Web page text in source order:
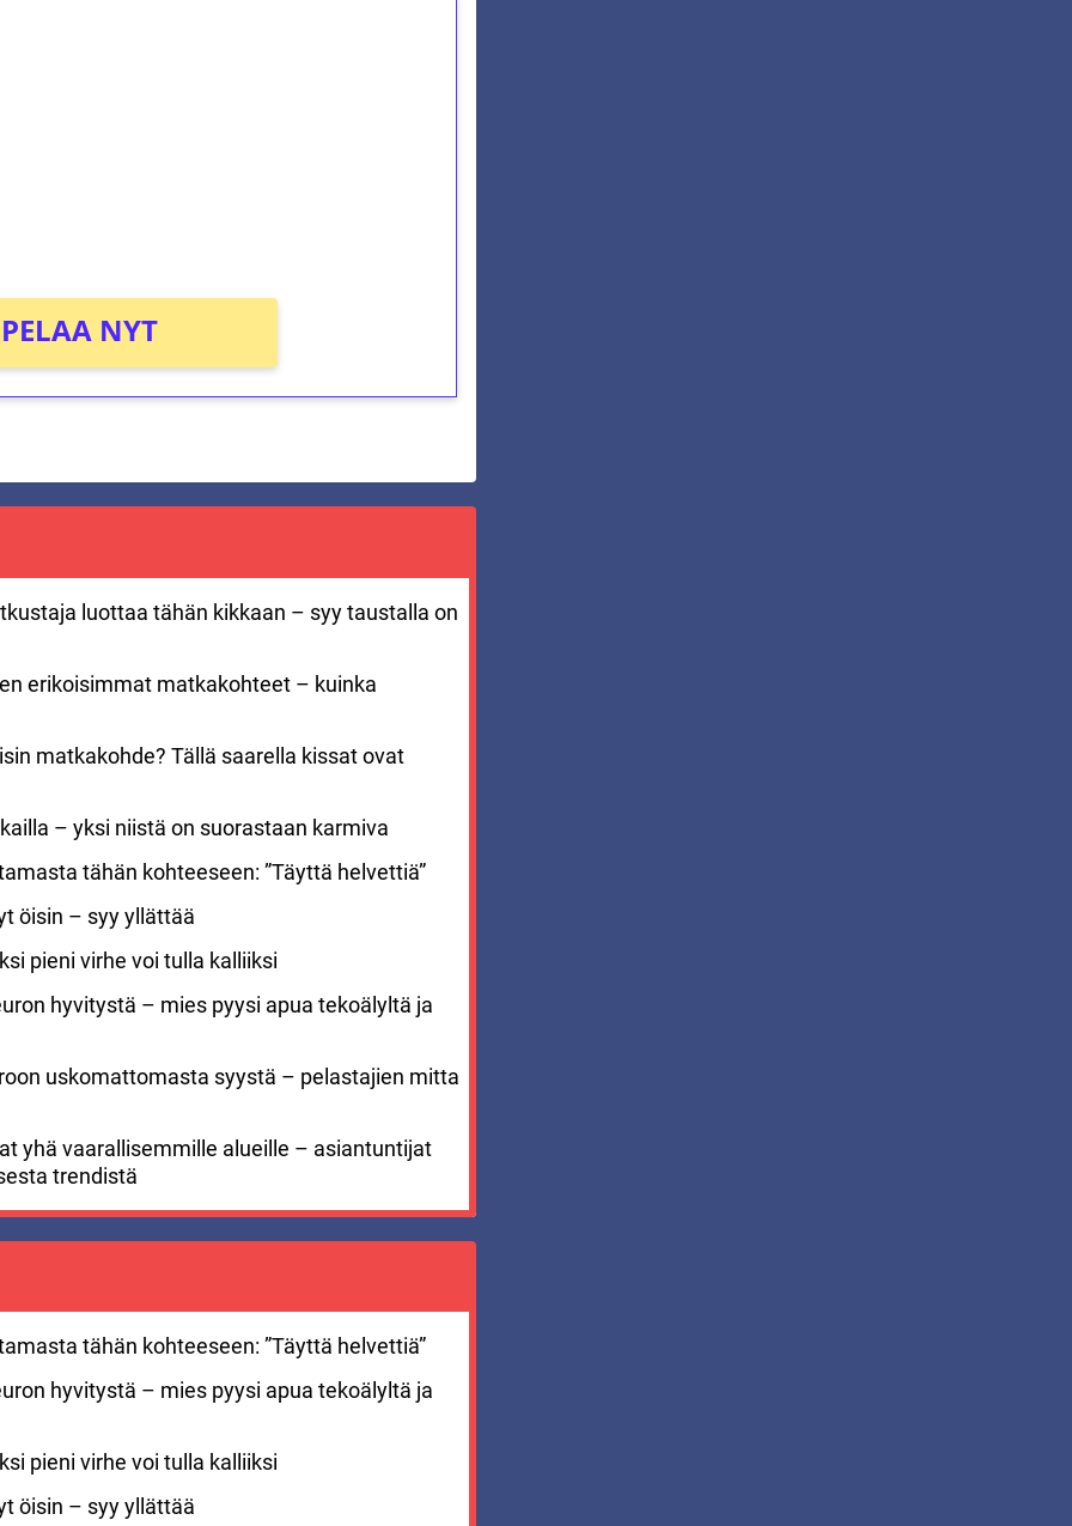
PELAA NYT
luottaa tähän kikkaan – syy taustalla on
erikoisimmat matkakohteet – kuinka
matkakohde? Tällä saarella kissat ovat
– yksi niistä on suorastaan karmiva
tähän kohteeseen: ”Täyttä helvettiä”
öisin – syy yllättää
pieni virhe voi tulla kalliiksi
hyvitystä – mies pyysi apua tekoälyltä ja
uskomattomasta syystä – pelastajien mitta
yhä vaarallisemmille alueille – asiantuntijat
trendistä
tähän kohteeseen: ”Täyttä helvettiä”
hyvitystä – mies pyysi apua tekoälyltä ja
pieni virhe voi tulla kalliiksi
öisin – syy yllättää